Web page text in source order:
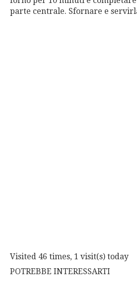
parte centrale. Sfornare e
Visited 46 times, 1 visit(s) today
POTREBBE INTERESSARTI